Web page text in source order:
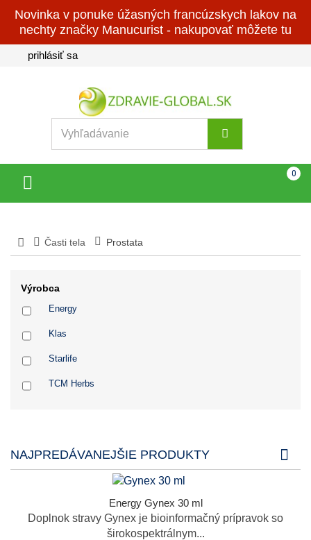
Novinka v ponuke úžasných francúzskych lakov na
nechty značky Manucurist - nakupovať môžete tu
prihlásiť sa
Košík0
(prázdny)
Toggle
navigation
Časti tela Prostata
Výrobca
Energy
Klas
Starlife
TCM Herbs
NAJPREDÁVANEJŠIE PRODUKTY
Energy Gynex 30 ml
Doplnok stravy Gynex je bioinformačný prípravok so
širokospektrálnym...